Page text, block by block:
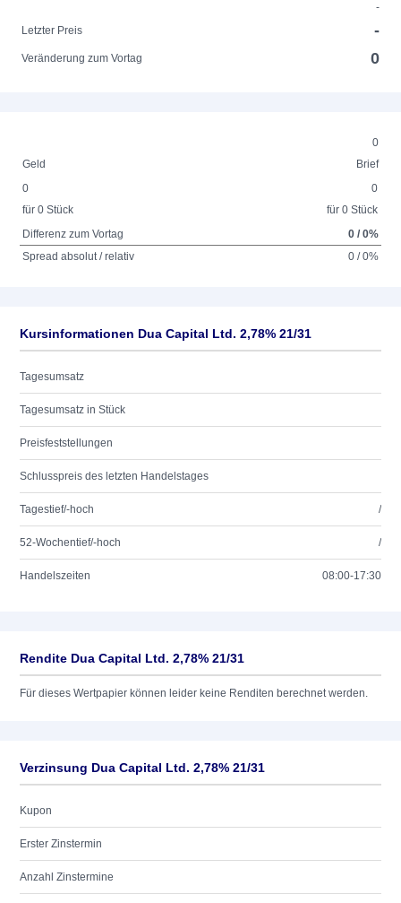
-
Letzter Preis
-
Veränderung zum Vortag 0
0
Geld
Brief
0
für 0 Stück
0
für 0 Stück
Differenz zum Vortag
0 / 0%
Spread absolut / relativ
0 / 0%
Kursinformationen Dua Capital Ltd. 2,78% 21/31
Tagesumsatz
Tagesumsatz in Stück
Preisfeststellungen
Schlusspreis des letzten Handelstages
Tagestief/-hoch /
52-Wochentief/-hoch /
Handelszeiten 08:00-17:30
Rendite Dua Capital Ltd. 2,78% 21/31
Für dieses Wertpapier können leider keine Renditen berechnet werden.
Verzinsung Dua Capital Ltd. 2,78% 21/31
Kupon
Erster Zinstermin
Anzahl Zinstermine